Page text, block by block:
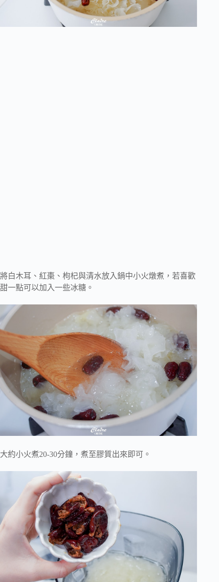
將白木耳、紅棗、枸杞與清水放入鍋中小火燉煮，若喜歡
甜一點可以加入一些冰糖。
大約小火煮20-30分鐘，煮至膠質出來即可。